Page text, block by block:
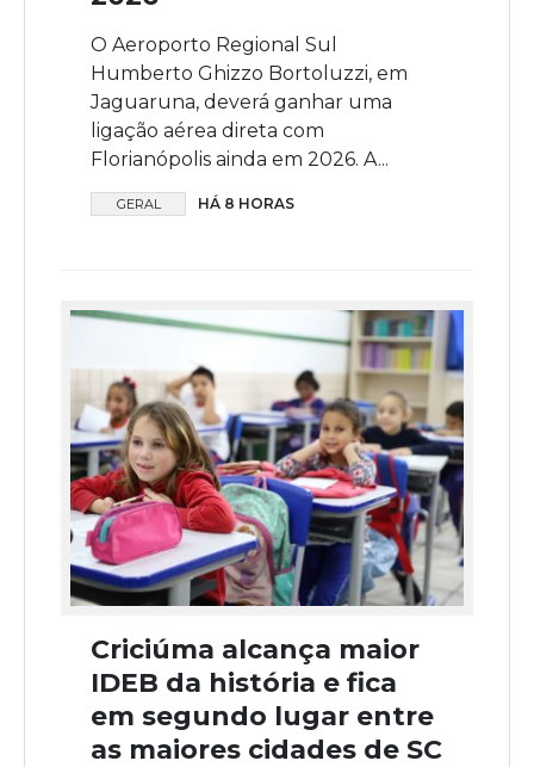
O Aeroporto Regional Sul
Humberto Ghizzo Bortoluzzi, em
Jaguaruna, deverá ganhar uma
ligação aérea direta com
Florianópolis ainda em 2026. A...
GERAL HÁ 8 HORAS
Criciúma alcança maior
IDEB da história e fica
em segundo lugar entre
as maiores cidades de SC